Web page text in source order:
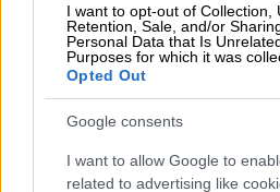
I want to opt-out of Collection,
Retention, Sale, and/or
Personal Data that Is
Purposes for which it was
Opted Out
Google consents
I want to allow Google to
related to advertising like
διάφορους ήχους από τα
εξέδρας κλώτσησε την
εξέδρα και βγήκε από
Τελικά, έπειτα από
συμπαικτών του αλλά και
έγιναν από τα μεγάφωνα,